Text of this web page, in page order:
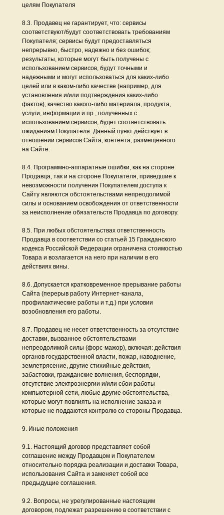
целям Покупателя
8.3. Продавец не гарантирует, что: сервисы
соответствуют/будут соответствовать требованиям
Покупателя; сервисы будут предоставляться
непрерывно, быстро, надежно и без ошибок;
результаты, которые могут быть получены с
использованием сервисов, будут точными и
надежными и могут использоваться для каких-либо
целей или в каком-либо качестве (например, для
установления и/или подтверждения каких-либо
фактов); качество какого-либо материала, продукта,
услуги, информации и пр., полученных с
использованием сервисов, будет соответствовать
ожиданиям Покупателя. Данный пункт действует в
отношении сервисов Сайта, контента, размещенного
на Сайте.
8.4. Программно-аппаратные ошибки, как на стороне
Продавца, так и на стороне Покупателя, приведшие к
невозможности получения Покупателем доступа к
Сайту являются обстоятельствами непреодолимой
силы и основанием освобождения от ответственности
за неисполнение обязательств Продавца по договору.
8.5. При любых обстоятельствах ответственность
Продавца в соответствии со статьей 15 Гражданского
кодекса Российской Федерации ограничена стоимостью
Товара и возлагается на него при наличии в его
действиях вины.
8.6. Допускается кратковременное прерывание работы
Сайта (перерыв работу Интернет-канала,
профилактические работы и т.д.) при условии
возобновления его работы.
8.7. Продавец не несет ответственность за отсутствие
доставки, вызванное обстоятельствами
непреодолимой силы (форс-мажор), включая: действия
органов государственной власти, пожар, наводнение,
землетрясение, другие стихийные действия,
забастовки, гражданские волнения, беспорядки,
отсутствие электроэнергии и/или сбои работы
компьютерной сети, любые другие обстоятельства,
которые могут повлиять на исполнение заказа и
которые не поддаются контролю со стороны Продавца.
9. Иные положения
9.1. Настоящий договор представляет собой
соглашение между Продавцом и Покупателем
относительно порядка реализации и доставки Товара,
использования Сайта и заменяет собой все
предыдущие соглашения.
9.2. Вопросы, не урегулированные настоящим
договором, подлежат разрешению в соответствии с